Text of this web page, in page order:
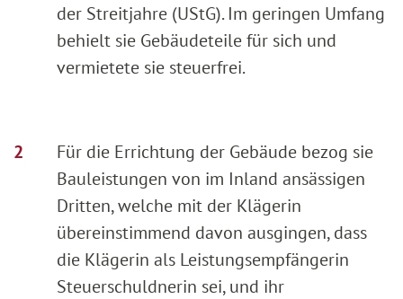
der Streitjahre (UStG). Im geringen Umfang
behielt sie Gebäudeteile für sich und
vermietete sie steuerfrei.
Für die Errichtung der Gebäude bezog sie
Bauleistungen von im Inland ansässigen
Dritten, welche mit der Klägerin
übereinstimmend davon ausgingen, dass
die Klägerin als Leistungsempfängerin
Steuerschuldnerin sei, und ihr